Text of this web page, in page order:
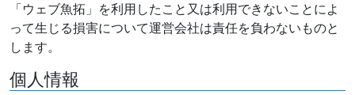
「ウェブ魚拓」を利用したこと又は利用できないことによ
って生じる損害について運営会社は責任を負わないものと
します。
個人情報